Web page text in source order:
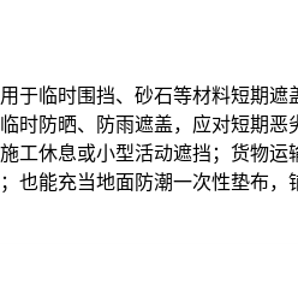
于临时围挡、砂石等材料短期遮
时防晒、防雨遮盖，应对短期恶
工休息或小型活动遮挡；货物运
也能充当地面防潮一次性垫布，